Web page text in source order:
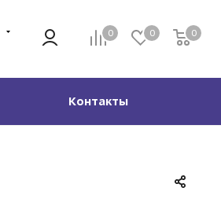
0 0 0
Контакты